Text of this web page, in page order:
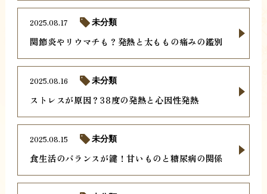
関節炎やリウマチも？発熱と太ももの痛みの鑑別
2025.08.17 未分類
ストレスが原因？38度の発熱と心因性発熱
2025.08.16 未分類
食生活のバランスが鍵！甘いものと糖尿病の関係
2025.08.15 未分類